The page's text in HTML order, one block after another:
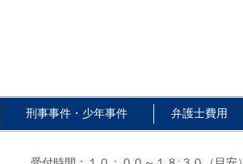
刑事事件・少年事件 弁護士費用